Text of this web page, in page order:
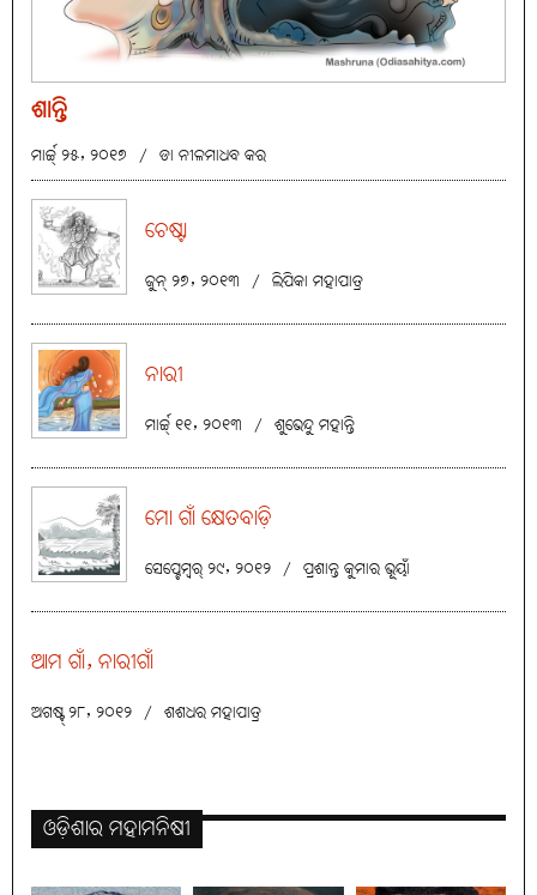
ଶାନ୍ତି
ମାର୍ଚ୍ଚ୍ ୨୫, ୨୦୧୭ / ଡା ନୀଳମାଧବ କର
ଚେଷ୍ଟା
ଜୁନ୍ ୨୭, ୨୦୧୩ / ଲିପିକା ମହାପାତ୍ର
ନାରୀ
ମାର୍ଚ୍ଚ୍ ୧୧, ୨୦୧୩ / ଶୁଭେନ୍ଦୁ ମହାନ୍ତି
ମୋ ଗାଁ କ୍ଷେତବାଡ଼ି
ସେପ୍ଟେମ୍ବର୍ ୨୯, ୨୦୧୨ / ପ୍ରଶାନ୍ତ କୁମାର ଭୂୟାଁ
ଆମ ଗାଁ, ନାରୀଗାଁ
ଅଗଷ୍ଟ୍ ୨୮, ୨୦୧୨ / ଶଶଧର ମହାପାତ୍ର
ଓଡ଼ିଶାର ମହାମନିଷୀ